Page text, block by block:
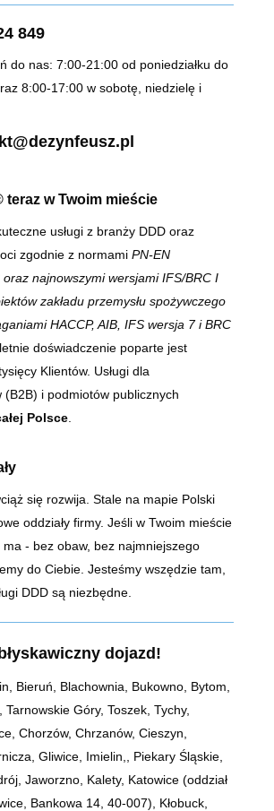
849
do nas: 7:00-21:00 od poniedziałku do
8:00-17:00 w sobotę, niedzielę i
teraz w Twoim mieście
usługi z branży DDD oraz
zgodnie z normami PN-EN
najnowszymi wersjami IFS/BRC I
zakładu przemysłu spożywczego
HACCP, AIB, IFS wersja 7 i BRC
doświadczenie poparte jest
Klientów. Usługi dla
(B2B) i podmiotów publicznych
Polsce.
się rozwija. Stale na mapie Polski
oddziały firmy. Jeśli w Twoim mieście
ma - bez obaw, bez najmniejszego
do Ciebie. Jesteśmy wszędzie tam,
DDD są niezbędne.
dojazd!
Bieruń, Blachownia, Bukowno, Bytom,
Tarnowskie Góry, Toszek, Tychy,
Chorzów, Chrzanów, Cieszyn,
Gliwice, Imielin,, Piekary Śląskie,
Jaworzno, Kalety, Katowice (oddział
Bankowa 14, 40-007) , Kłobuck,